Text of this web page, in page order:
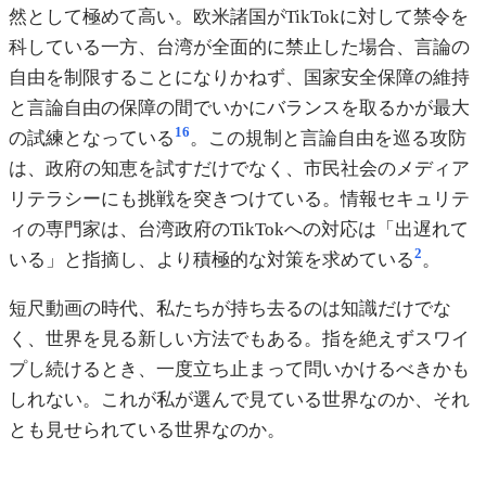
然として極めて高い。欧米諸国がTikTokに対して禁令を
科している一方、台湾が全面的に禁止した場合、言論の
自由を制限することになりかねず、国家安全保障の維持
と言論自由の保障の間でいかにバランスを取るかが最大
の試練となっている 16 。この規制と言論自由を巡る攻防
は、政府の知恵を試すだけでなく、市民社会のメディア
リテラシーにも挑戦を突きつけている。情報セキュリテ
ィの専門家は、台湾政府のTikTokへの対応は「出遅れて
いる」と指摘し、より積極的な対策を求めている2 。
短尺動画の時代、私たちが持ち去るのは知識だけでな
く、世界を見る新しい方法でもある。指を絶えずスワイ
プし続けるとき、一度立ち止まって問いかけるべきかも
しれない。これが私が選んで見ている世界なのか、それ
とも見せられている世界なのか。